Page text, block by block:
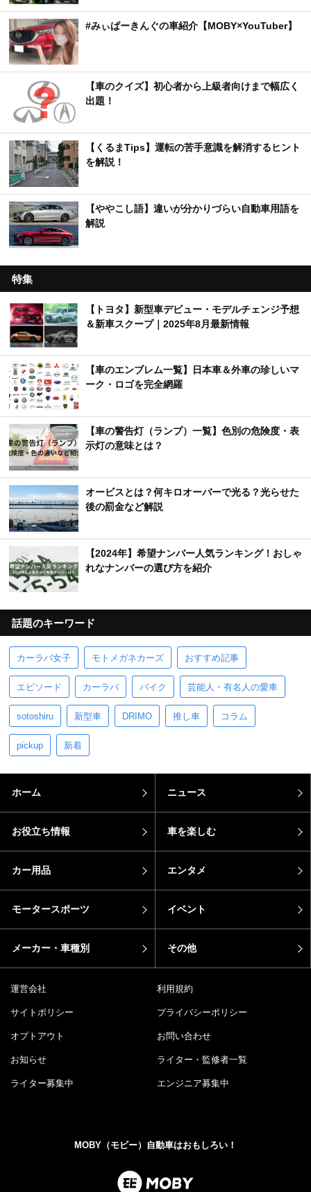
#みぃぱーきんぐの車紹介【MOBY×YouTuber】
【車のクイズ】初心者から上級者向けまで幅広く
出題！
【くるまTips】運転の苦手意識を解消するヒント
を解説！
【ややこし語】違いが分かりづらい自動車用語を
解説
特集
【トヨタ】新型車デビュー・モデルチェンジ予想
＆新車スクープ｜2025年8月最新情報
【車のエンブレム一覧】日本車＆外車の珍しいマ
ーク・ロゴを完全網羅
【車の警告灯（ランプ）一覧】色別の危険度・表
示灯の意味とは？
オービスとは？何キロオーバーで光る？光らせた
後の罰金など解説
【2024年】希望ナンバー人気ランキング！おしゃ
れなナンバーの選び方を紹介
話題のキーワード
カーラバ女子 モトメガネカーズ おすすめ記事
エピソード カーラバ バイク 芸能人・有名人の愛車
sotoshiru 新型車 DRIMO 推し車 コラム
pickup 新着
ホーム ニュース
お役立ち情報 車を楽しむ
カー用品 エンタメ
モータースポーツ イベント
メーカー・車種別 その他
運営会社 利用規約
サイトポリシー プライバシーポリシー
オプトアウト お問い合わせ
お知らせ ライター・監修者一覧
ライター募集中 エンジニア募集中
MOBY（モビー）自動車はおもしろい！